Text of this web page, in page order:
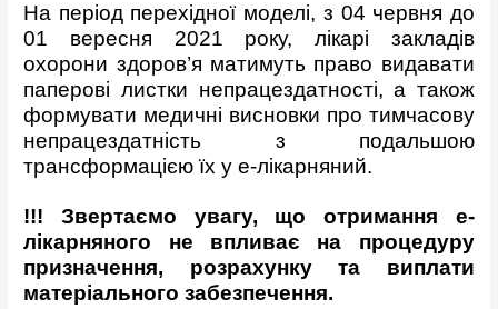
На період перехідної моделі, з 04 червня до
01 вересня 2021 року, лікарі закладів
охорони здоров’я матимуть право видавати
паперові листки непрацездатності, а також
формувати медичні висновки про тимчасову
непрацездатність з подальшою
трансформацією їх у е-лікарняний.
!!! Звертаємо увагу, що отримання е-
лікарняного не впливає на процедуру
призначення, розрахунку та виплати
матеріального забезпечення.